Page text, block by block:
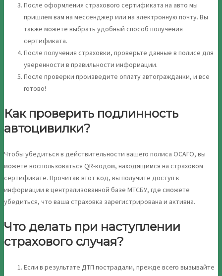
После оформления страхового сертификата на авто мы
пришлем вам на мессенджер или на электронную почту. Вы
также можете выбрать удобный способ получения
сертификата.
После получения страховки, проверьте данные в полисе для
уверенности в правильности информации.
После проверки произведите оплату автогражданки, и все
готово!
Как проверить подлинность
автоцивилки?
Чтобы убедиться в действительности вашего полиса ОСАГО, вы
можете воспользоваться QR-кодом, находящимся на страховом
сертификате. Прочитав этот код, вы получите доступ к
информации в централизованной базе МТСБУ, где сможете
убедиться, что ваша страховка зарегистрирована и активна.
Что делать при наступлении
страхового случая?
Если в результате ДТП пострадали, прежде всего вызывайте